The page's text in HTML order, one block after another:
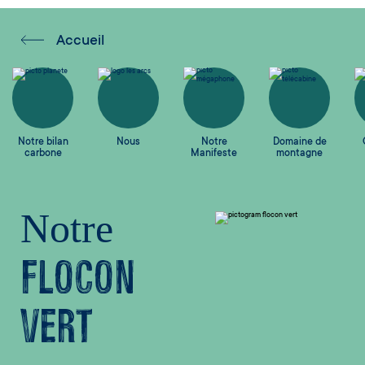
Accueil
Notre bilan
carbone
Nous
Notre
Manifeste
Domaine de
montagne
Notre
Flocon
Vert